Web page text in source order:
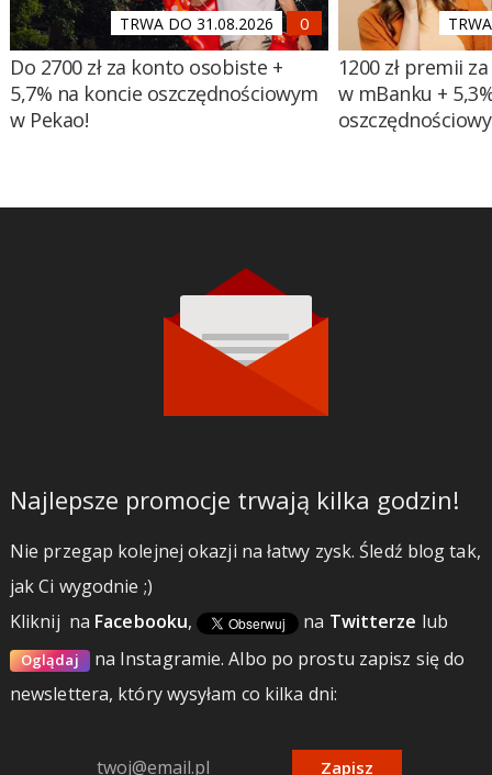
TRWA DO 31.08.2026
Do 2700 zł za konto osobiste +
5,7% na koncie oszczędnościowym
w Pekao!
1200 zł premii
w mBanku +
Najlepsze promocje trwają kilka godzin!
Nie przegap kolejnej okazji na łatwy zysk. Śledź blog tak,
jak Ci wygodnie ;)
Kliknij na Facebooku, na Twitterze lub
Oglądaj na Instagramie.Albo po prostu zapisz się do
newslettera, który wysyłam co kilka dni:
Zapisz